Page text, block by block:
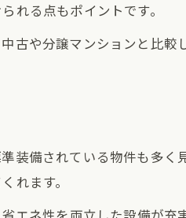
れる点もポイントです。
古や分譲マンションと比較
装備されている物件も多く
れます。